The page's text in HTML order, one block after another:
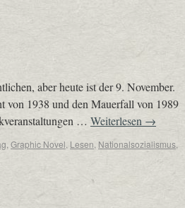
aber heute ist der 9. November.
von 1938 und den Mauerfall von 1989
… Weiterlesen →
, Graphic Novel, Lesen, Nationalsozialismus,